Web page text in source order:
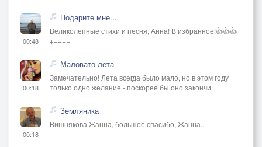
00:48
Подарите мне...
Великолепные стихи и песня, Анна! В избранное!👍👍👍
+++++
00:18
Маловато лета
Замечательно! Лета всегда было мало, но в этом году
только одно желание - поскорее бы оно закончи
00:18
Земляника
Вишнякова Жанна, большое спасибо, Жанна..